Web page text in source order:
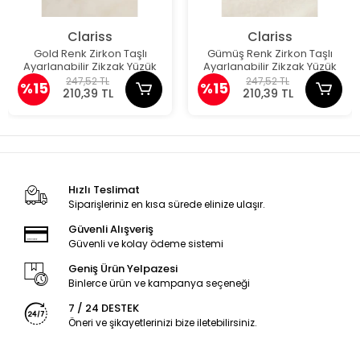
Clariss
Gold Renk Zirkon Taşlı
Ayarlanabilir Zikzak Yüzük
%15 247,52 TL
210,39 TL
Clariss
Gümüş Renk Zirkon Taşlı
Ayarlanabilir Zikzak Yüzük
%15 247,52 TL
210,39 TL
Hızlı Teslimat
Siparişleriniz en kısa sürede elinize ulaşır.
Güvenli Alışveriş
Güvenli ve kolay ödeme sistemi
Geniş Ürün Yelpazesi
Binlerce ürün ve kampanya seçeneği
7 / 24 DESTEK
Öneri ve şikayetlerinizi bize iletebilirsiniz.